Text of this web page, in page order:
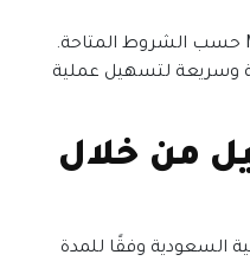
وسريعة لتسهيل عملية
من خلال
السعودية وفقًا للمدة